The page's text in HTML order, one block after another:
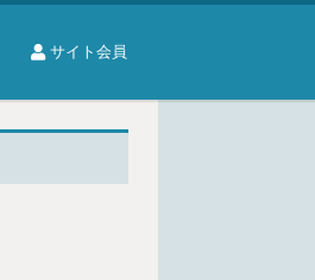
サイト会員